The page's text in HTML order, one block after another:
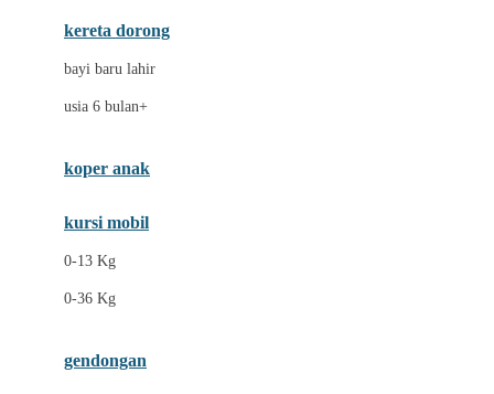
E
ELC
Ergobaby
Ezyroller
F
Felt So Sweet
Fisher Price
kereta dorong
bayi baru lahir
usia 6 bulan+
koper anak
kursi mobil
0-13 Kg
0-36 Kg
gendongan